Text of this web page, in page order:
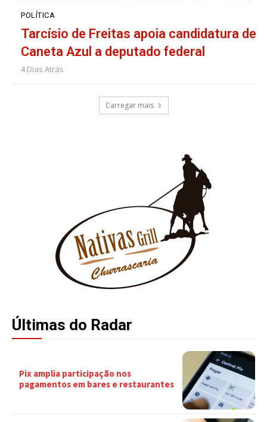
POLÍTICA
Tarcísio de Freitas apoia candidatura de
Caneta Azul a deputado federal
4 Dias Atrás
Carregar mais
Últimas do Radar
Pix amplia participação nos
pagamentos em bares e restaurantes